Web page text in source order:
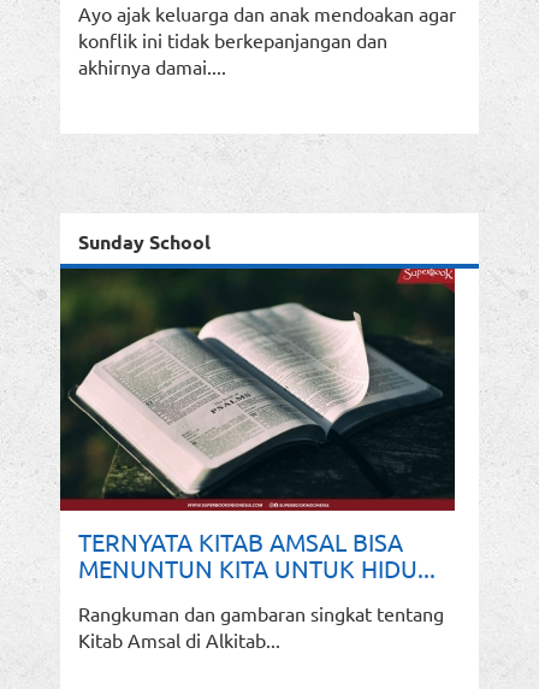
Ayo ajak keluarga dan anak mendoakan agar
konflik ini tidak berkepanjangan dan
akhirnya damai....
Sunday School
TERNYATA KITAB AMSAL BISA
MENUNTUN KITA UNTUK HIDU...
Rangkuman dan gambaran singkat tentang
Kitab Amsal di Alkitab...